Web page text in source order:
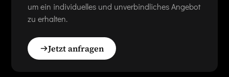
um ein individuelles und unverbindliches Angebot
zu erhalten.
Jetzt anfragen